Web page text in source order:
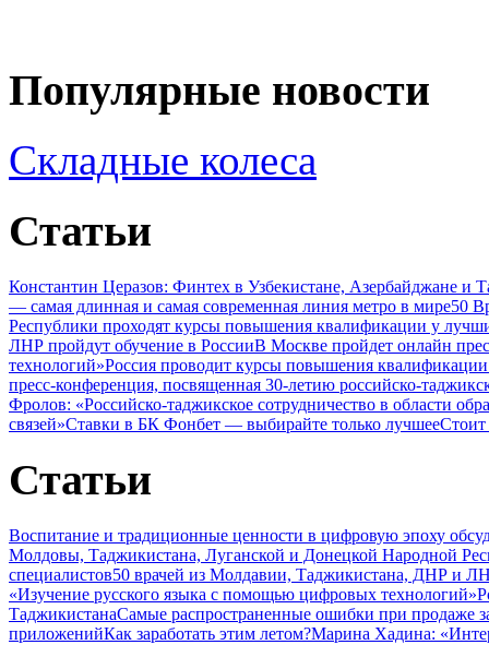
Популярные новости
Складные колеса
Статьи
Константин Церазов: Финтех в Узбекистане, Азербайджане
— самая длинная и самая современная линия метро в мире50
Республики проходят курсы повышения квалификации у
ЛНР пройдут обучение в РоссииВ Москве пройдет онлайн
технологий»Россия проводит курсы повышения квалификации
пресс-конференция, посвященная 30-летию российско-
Фролов: «Российско-таджикское сотрудничество в области
связей»Ставки в БК Фонбет — выбирайте только лучшееСтоит
Статьи
Воспитание и традиционные ценности в цифровую эпоху
Молдовы, Таджикистана, Луганской и Донецкой Народной
специалистов50 врачей из Молдавии, Таджикистана, ДНР и
«Изучение русского языка с помощью цифровых технологий»
ТаджикистанаСамые распространенные ошибки при продаже
приложенийКак заработать этим летом?Марина Хадина: